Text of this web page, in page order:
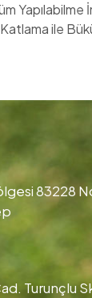
Yapılabilme
ile
83228
Turunçlu